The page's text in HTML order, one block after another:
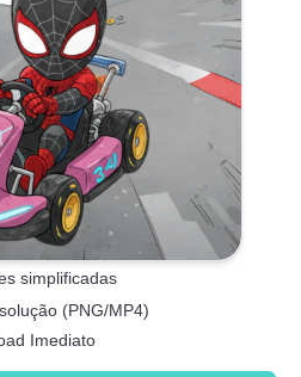
simplificadas
(PNG/MP4)
Imediato